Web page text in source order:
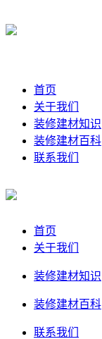
首页
关于我们
装修建材知识
装修建材百科
联系我们
首页
关于我们
装修建材知识
装修建材百科
联系我们